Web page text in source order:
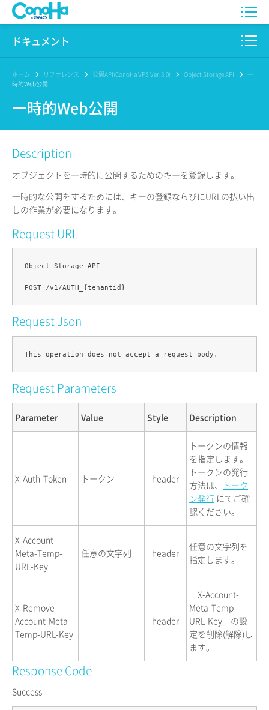
WING
Pencil
サービス一覧
サポート
ドキュメント
このサイトについて
プロダクト
リファレンス
リリースノート
ホーム リファレンス 公開API(ConoHa VPS Ver.3.0) Object Storage API
一
時的Web公開
一時的Web公開
Description
オブジェクトを一時的に公開するためのキーを登録します。
一時的な公開をするためには、キーの登録ならびにURLの払い出
しの作業が必要になります。
Request URL
Object Storage API
Request Json
Request Parameters
Parameter Value Style Description
X-Auth-Token トークン header
トークンの情報
を指定します。
トークンの発行
方法は、
トーク
ン発行 にてご確
認ください。
X-Account-
Meta-Temp-
URL-Key
任意の文字列 header
任意の文字列を
指定します。
X-Remove-
Account-Meta-
Temp-URL-Key
header
「X-Account-
Meta-Temp-
URL-Key」の設
定を削除(解除)し
ます。
Response Code
Success